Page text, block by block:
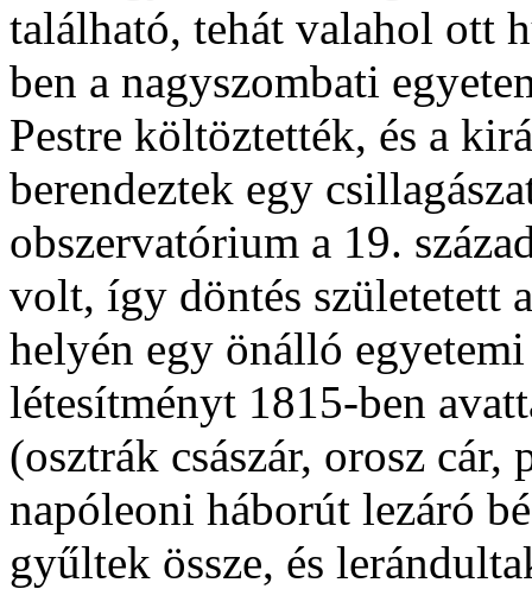
található, tehát valahol ott
ben a nagyszombati
Pestre költöztették, és a
berendeztek egy
obszervatórium a 19.
volt, így döntés születetett
helyén egy önálló
létesítményt 1815-ben
(osztrák császár, orosz
napóleoni háborút lezáró
gyűltek össze, és